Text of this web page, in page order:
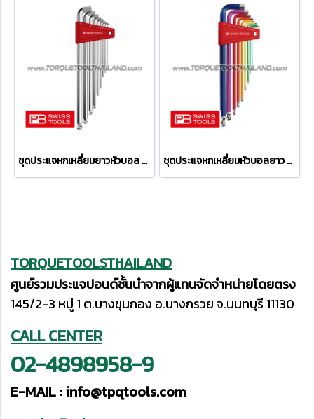
ชุดประแจหกเหลี่ยมยาวหัวบอล คอสั้น PB2212LH ชุดประแจหกเหลี่ยมหัวบอลยาว PB212LH-10RB
TORQUETOOLSTHAILAND
ศูนย์รวมประแจปอนด์ชั้นนำจากผู้แทนจัดจำหน่ายโดยตรง
145/2-3 หมู่ 1 ต.บางขุนกอง อ.บางกรวย จ.นนทบุรี 11130
CALL CENTER
02-4898958-9
E-MAIL :info@tpqtools.com